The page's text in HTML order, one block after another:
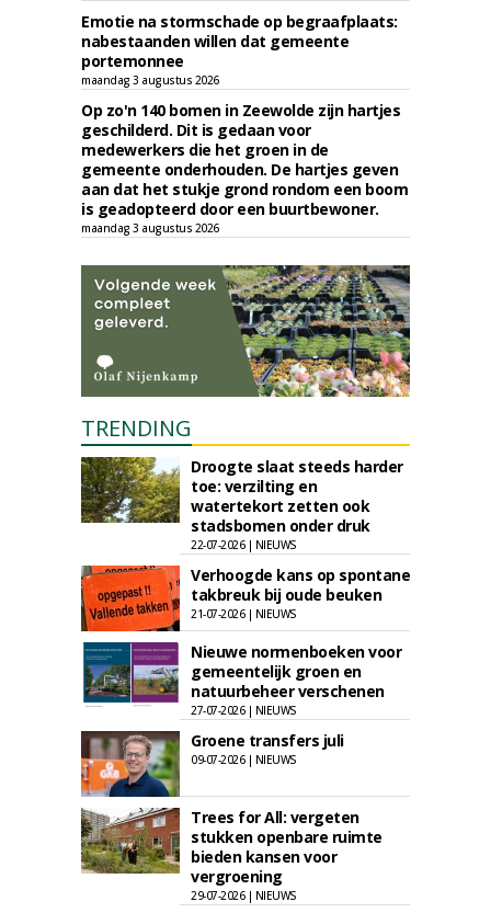
Emotie na stormschade op begraafplaats:
nabestaanden willen dat gemeente
portemonnee
maandag 3 augustus 2026
Op zo'n 140 bomen in Zeewolde zijn hartjes
geschilderd. Dit is gedaan voor
medewerkers die het groen in de
gemeente onderhouden. De hartjes geven
aan dat het stukje grond rondom een boom
is geadopteerd door een buurtbewoner.
maandag 3 augustus 2026
TRENDING
Droogte slaat steeds harder
toe: verzilting en
watertekort zetten ook
stadsbomen onder druk
22-07-2026 | NIEUWS
Verhoogde kans op spontane
takbreuk bij oude beuken
21-07-2026 | NIEUWS
Nieuwe normenboeken voor
gemeentelijk groen en
natuurbeheer verschenen
27-07-2026 | NIEUWS
Groene transfers juli
09-07-2026 | NIEUWS
Trees for All: vergeten
stukken openbare ruimte
bieden kansen voor
vergroening
29-07-2026 | NIEUWS